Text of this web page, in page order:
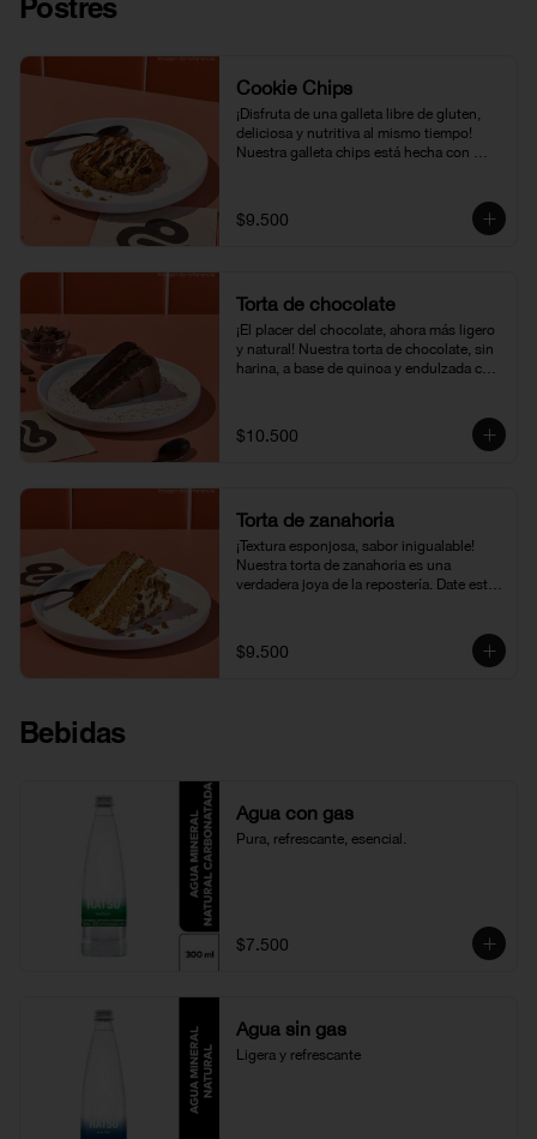
Postres
Cookie Chips
¡Disfruta de una galleta libre de gluten,
deliciosa y nutritiva al mismo tiempo!
Nuestra galleta chips está hecha con
snack saludable y lleno de sabor.
$9.500
Torta de chocolate
¡El placer del chocolate, ahora más ligero
y natural! Nuestra torta de chocolate, sin
harina, a base de quinoa y endulzada con
saludable y natural. ¡Una delicia para
cualquier momento del día!
$10.500
Torta de zanahoria
¡Textura esponjosa, sabor inigualable!
Nuestra torta de zanahoria es una
verdadera joya de la repostería. Date este
$9.500
Bebidas
Agua con gas
Pura, refrescante, esencial.
$7.500
Agua sin gas
Ligera y refrescante